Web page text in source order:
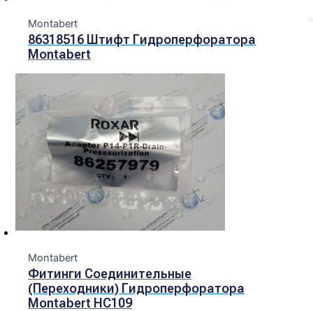
Montabert
86318516 Штифт Гидроперфоратора
Montabert
Montabert
Фитинги Соединительные
(переходники) Гидроперфоратора
Montabert HC109